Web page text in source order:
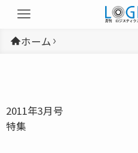
ホーム
2011年3月号
特集